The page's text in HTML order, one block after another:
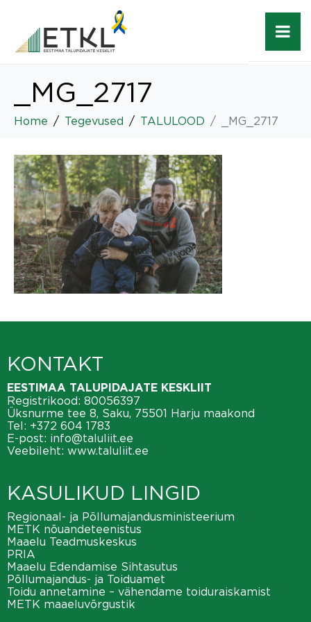
_MG_2717
Home Tegevused TALULOOD _MG_2717
KONTAKT
EESTIMAA TALUPIDAJATE KESKLIIT
Registrikood: 80056397
Üksnurme tee 8, Saku, 75501 Harju maakond
Tel: +372 604 1783
E-post: info@taluliit.ee
Veebileht: www.taluliit.ee
KASULIKUD LINGID
Regionaal- ja Põllumajandusministeerium
METK nõuandeteenistus
Maaelu Teadmuskeskus
PRIA
Maaelu Edendamise Sihtasutus
Põllumajandus- ja Toiduamet
Toidu annetamine – vähendame toiduraiskamist
METK maaeluvõrgustik